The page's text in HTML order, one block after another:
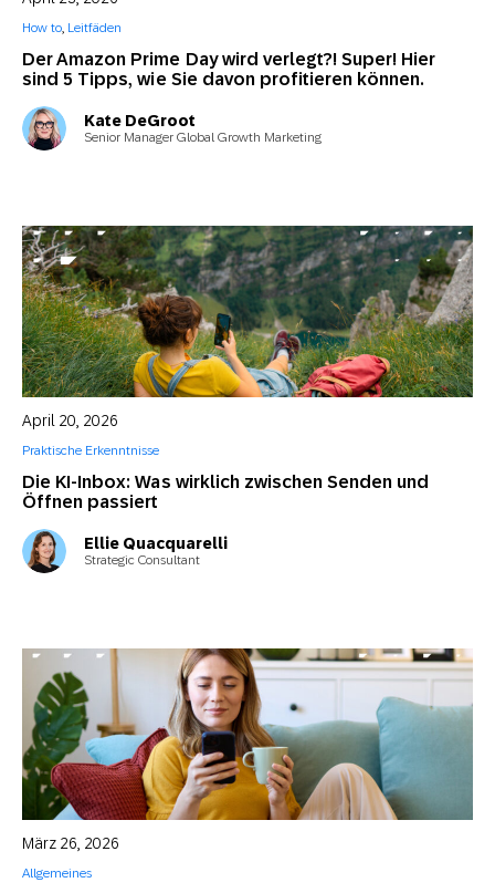
Der Amazon Prime Day wird verlegt?! Super! Hier
sind 5 Tipps, wie Sie davon profitieren können.
How to, Leitfäden
Kate DeGroot
Senior Manager Global Growth Marketing
Die KI-Inbox: Was wirklich zwischen Senden und
Öffnen passiert
April 20, 2026
Praktische Erkenntnisse
Ellie Quacquarelli
Strategic Consultant
März 26, 2026
Allgemeines